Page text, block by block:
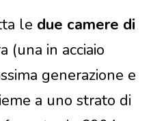
le due camere di
(una in acciaio
generazione e
a uno strato di